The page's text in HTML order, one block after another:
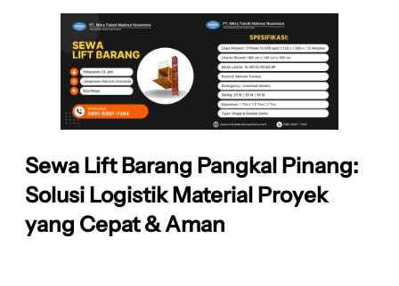
Sewa Lift Barang Pangkal Pinang:
Solusi Logistik Material Proyek
yang Cepat & Aman